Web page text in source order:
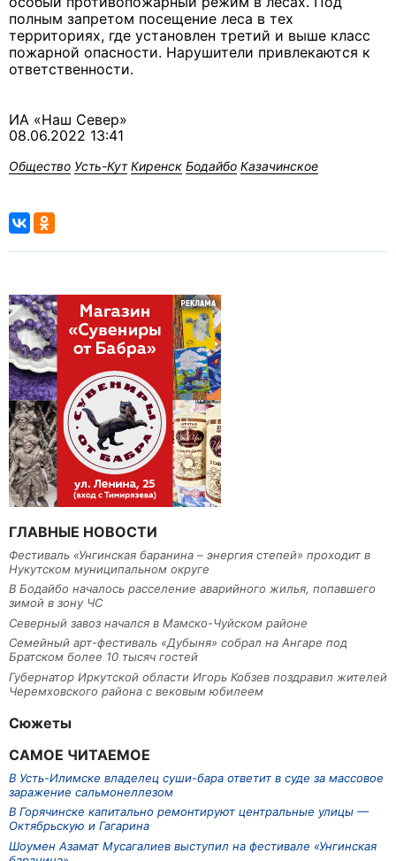
полным запретом посещение леса в тех
территориях, где установлен третий и выше класс
пожарной опасности. Нарушители привлекаются к
ответственности.
ИА «Наш Север»
08.06.2022 13:41
Общество Усть-Кут Киренск Бодайбо Казачинское
ГЛАВНЫЕ НОВОСТИ
Фестиваль «Унгинская баранина – энергия степей» проходит в
Нукутском муниципальном округе
В Бодайбо началось расселение аварийного жилья, попавшего
зимой в зону ЧС
Северный завоз начался в Мамско-Чуйском районе
Семейный арт-фестиваль «Дубыня» собрал на Ангаре под
Братском более 10 тысяч гостей
Губернатор Иркутской области Игорь Кобзев поздравил жителей
Черемховского района с вековым юбилеем
Сюжеты
САМОЕ ЧИТАЕМОЕ
В Усть-Илимске владелец суши-бара ответит в суде за массовое
заражение сальмонеллезом
В Горячинске капитально ремонтируют центральные улицы —
Октябрьскую и Гагарина
Шоумен Азамат Мусагалиев выступил на фестивале «Унгинская